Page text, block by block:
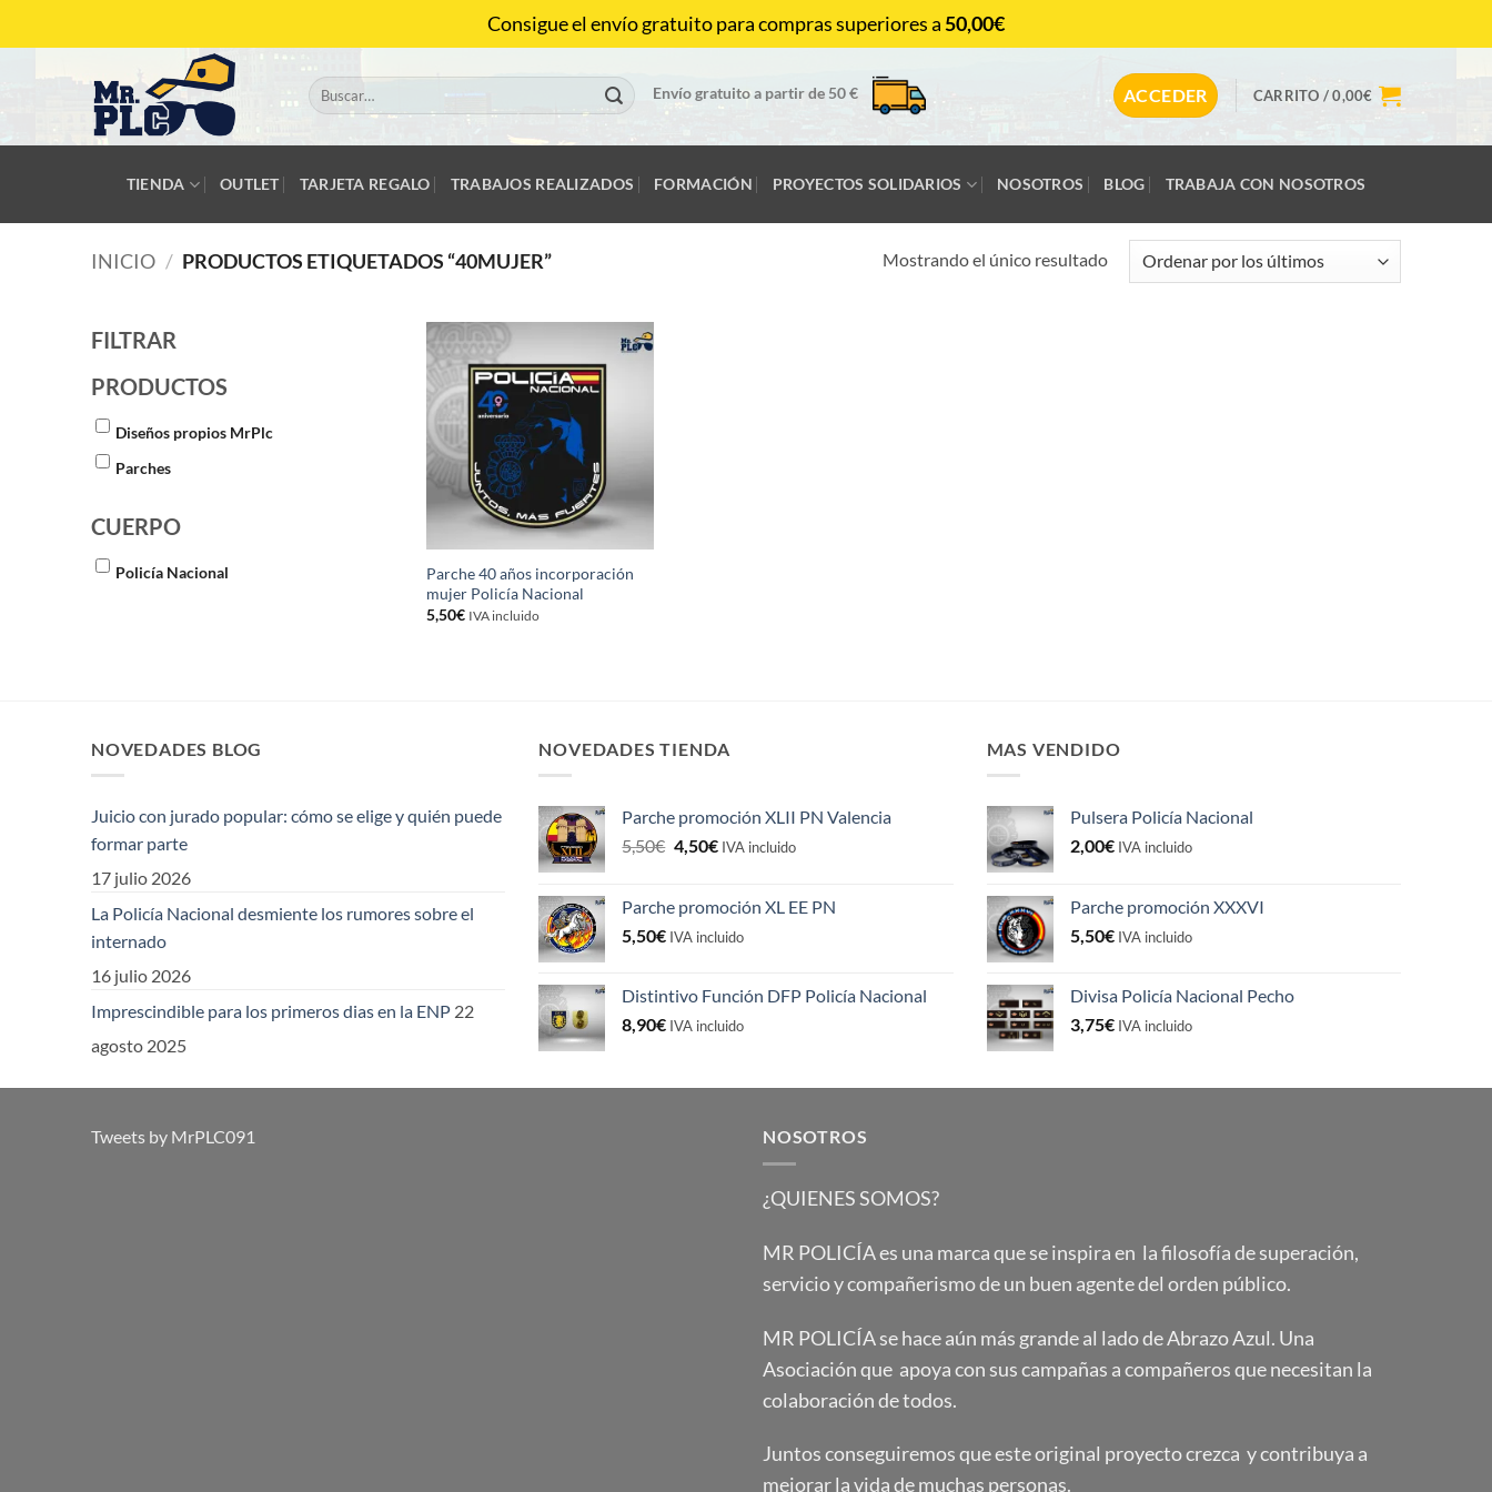
Buscar
por:
Envío gratuito a partir de 50 € ACCEDER CARRITO /0,00€
TIENDA OUTLET TARJETA REGALO TRABAJOS REALIZADOS FORMACIÓN PROYECTOS SOLIDARIOS NOSOTROS BLOG TRABAJA CON NOSOTROS
INICIO / PRODUCTOS ETIQUETADOS “40MUJER” Mostrando el único resultado
FILTRAR
PRODUCTOS
Diseños propios MrPlc
Parches
CUERPO
Policía Nacional
Parche 40 años incorporación
mujer Policía Nacional
5,50€ IVA incluido
NOVEDADES BLOG
Juicio con jurado popular: cómo se elige y quién puede
formar parte
17 julio 2026
La Policía Nacional desmiente los rumores sobre el
internado
16 julio 2026
Imprescindible para los primeros dias en la ENP 22
agosto 2025
NOVEDADES TIENDA
Parche promoción XLII PN Valencia
5,50€ El
era:
5,50€.
4,50€El
es:
4,50€.
IVA incluido
Parche promoción XL EE PN
5,50€ IVA incluido
Distintivo Función DFP Policía Nacional
8,90€ IVA incluido
MAS VENDIDO
Pulsera Policía Nacional
2,00€ IVA incluido
Parche promoción XXXVI
5,50€ IVA incluido
Divisa Policía Nacional Pecho
3,75€ IVA incluido
Tweets by MrPLC091 NOSOTROS
¿QUIENES SOMOS?
MR POLICÍA es una marca que se inspira en la filosofía de superación,
servicio y compañerismo de un buen agente del orden público.
MR POLICÍA se hace aún más grande al lado de Abrazo Azul. Una
Asociación que apoya con sus campañas a compañeros que necesitan la
colaboración de todos.
Juntos conseguiremos que este original proyecto crezca y contribuya a
mejorar la vida de muchas personas.
Consigue el envío gratuito para compras superiores a50,00€